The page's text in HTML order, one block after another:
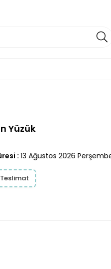
Yüzük
: 13 Ağustos 2026
Teslimat